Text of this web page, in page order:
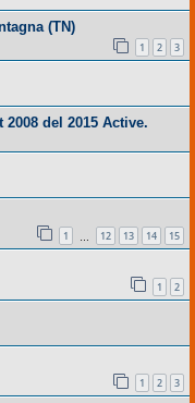
(TN)
1 2 3
del 2015 Active.
1 12 13 14 15
1 2
1 2 3